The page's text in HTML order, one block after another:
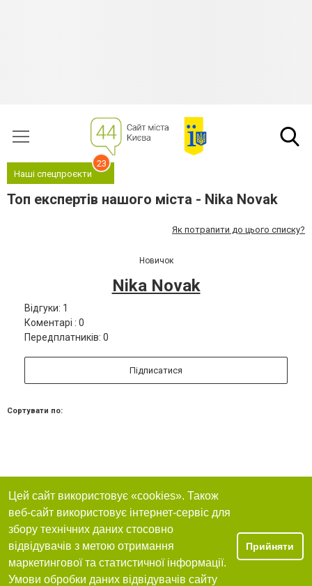
Наші спецпроєкти
23
Топ експертів нашого міста - Nika Novak
Як потрапити до цього списку?
Новичок
Nika Novak
Відгуки: 1
Коментарі : 0
Передплатників: 0
Підписатися
Сортувати по:
Цей сайт використовує «cookies». Також
веб-сайт використовує інтернет-сервіс для
збору технічних даних стосовно
відвідувачів з метою отримання
маркетингової та статистичної інформації.
Умови обробки даних відвідувачів сайту
Прийняти